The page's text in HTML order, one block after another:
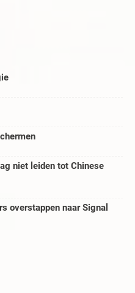
niet leiden tot Chinese
overstappen naar Signal